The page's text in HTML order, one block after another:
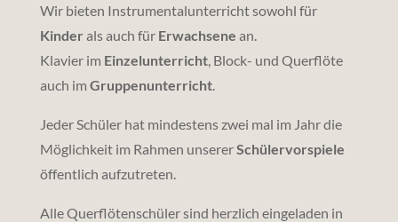
Wir bieten Instrumentalunterricht sowohl für
Kinder als auch für Erwachsene an.
Klavier im Einzelunterricht, Block- und Querflöte
auch im Gruppenunterricht.
Jeder Schüler hat mindestens zwei mal im Jahr die
Möglichkeit im Rahmen unsererSchülervorspiele
öffentlich aufzutreten.
Alle Querflötenschüler sind herzlich eingeladen in